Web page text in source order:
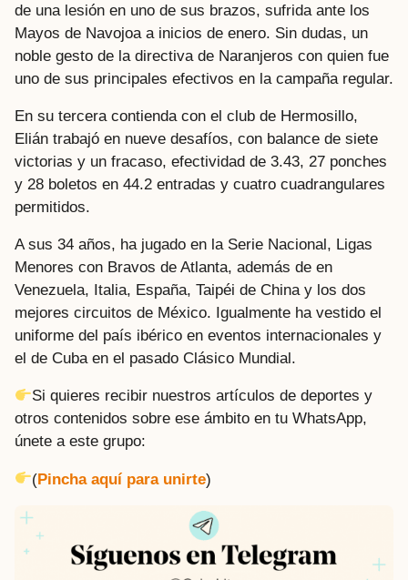
de una lesión en uno de sus brazos, sufrida ante los
Mayos de Navojoa a inicios de enero. Sin dudas, un
noble gesto de la directiva de Naranjeros con quien fue
uno de sus principales efectivos en la campaña regular.
En su tercera contienda con el club de Hermosillo,
Elián trabajó en nueve desafíos, con balance de siete
victorias y un fracaso, efectividad de 3.43, 27 ponches
y 28 boletos en 44.2 entradas y cuatro cuadrangulares
permitidos.
A sus 34 años, ha jugado en la Serie Nacional, Ligas
Menores con Bravos de Atlanta, además de en
Venezuela, Italia, España, Taipéi de China y los dos
mejores circuitos de México. Igualmente ha vestido el
uniforme del país ibérico en eventos internacionales y
el de Cuba en el pasado Clásico Mundial.
Si quieres recibir nuestros artículos de deportes y
otros contenidos sobre ese ámbito en tu WhatsApp,
únete a este grupo:
(Pincha aquí para unirte)